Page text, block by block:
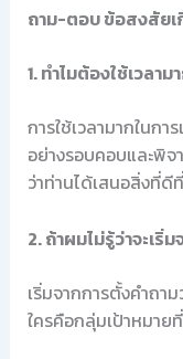
ถาม-ตอบ ข้อสงสัย
1. ทำไมต้องใช้เวลา
การใช้เวลามากในก
อย่างรอบคอบและพิจ
ว่าท่านได้เสนอสิ่งที่
2. ถ้าผมไม่รู้ว่าจะเริ่
เริ่มจากการตั้งคำถา
ใครคือกลุ่มเป้าหมา